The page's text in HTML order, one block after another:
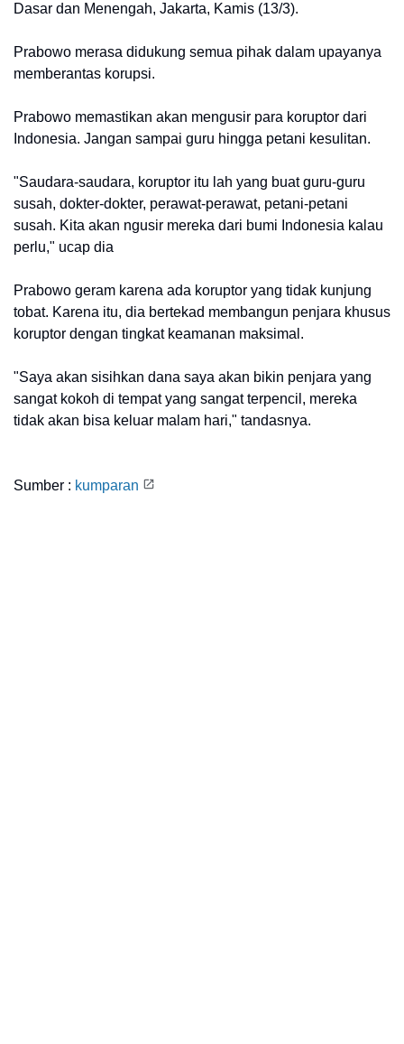
Dasar dan Menengah, Jakarta, Kamis (13/3).
Prabowo merasa didukung semua pihak dalam upayanya
memberantas korupsi.
Prabowo memastikan akan mengusir para koruptor dari
Indonesia. Jangan sampai guru hingga petani kesulitan.
"Saudara-saudara, koruptor itu lah yang buat guru-guru
susah, dokter-dokter, perawat-perawat, petani-petani
susah. Kita akan ngusir mereka dari bumi Indonesia kalau
perlu," ucap dia
Prabowo geram karena ada koruptor yang tidak kunjung
tobat. Karena itu, dia bertekad membangun penjara khusus
koruptor dengan tingkat keamanan maksimal.
"Saya akan sisihkan dana saya akan bikin penjara yang
sangat kokoh di tempat yang sangat terpencil, mereka
tidak akan bisa keluar malam hari," tandasnya.
Sumber : kumparan